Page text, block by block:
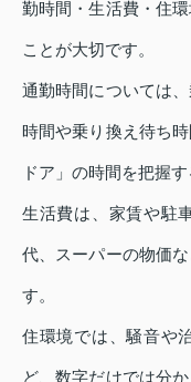
勤時間・生活費・住
ことが大切です。
通勤時間については
時間や乗り換え待ち
ドア」の時間を把握
生活費は、家賃や駐
代、スーパーの物価
す。
住環境では、騒音や
ど、数字だけでは分